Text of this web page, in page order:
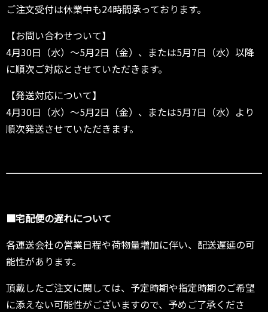
ご注文受付は休業中も24時間承っております。
【お問い合わせついて】
4月30日（水）～5月2日（金）、または5月7日（水）以降
に順次ご対応とさせていただきます。
【発送対応について】
4月30日（水）～5月2日（金）、または5月7日（水）より
順次発送させていただきます。
■宅配便の遅れについて
各運送会社の営業日程や荷物量増加に伴い、配送遅延の可
能性があります。
頂戴したご注文に関しては、予定時期や指定時期のご希望
に添えない可能性がございますので、予めご了承くださ